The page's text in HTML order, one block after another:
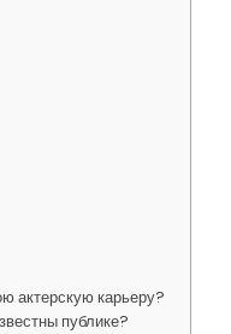
актерскую карьеру?
публике?